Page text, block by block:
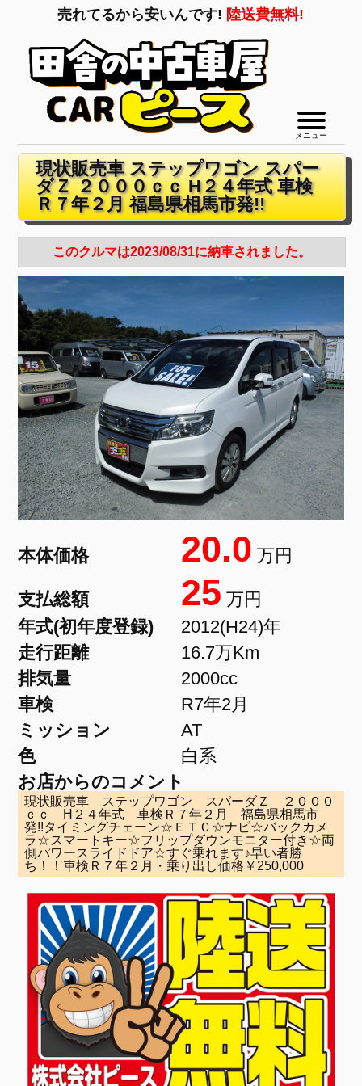
売れてるから安いんです! 陸送費無料!
メニュー
現状販売車 ステップワゴン スパー
ダＺ ２０００ｃｃ H２４年式 車検
Ｒ７年２月 福島県相馬市発!!
このクルマは2023/08/31に納車されました。
本体価格 20.0 万円
支払総額 25 万円
年式(初年度登録)
2012(H24)年
走行距離
16.7万Km
排気量
2000cc
車検
R7年2月
ミッション
AT
色
白系
お店からのコメント
現状販売車 ステップワゴン スパーダＺ ２０００
ｃｃ H２４年式 車検Ｒ７年２月 福島県相馬市
発!!タイミングチェーン☆ＥＴＣ☆ナビ☆バックカメ
ラ☆スマートキー☆フリップダウンモニター付き☆両
側パワースライドドア☆すぐ乗れます♪早い者勝
ち！！車検Ｒ７年２月・乗り出し価格￥250,000